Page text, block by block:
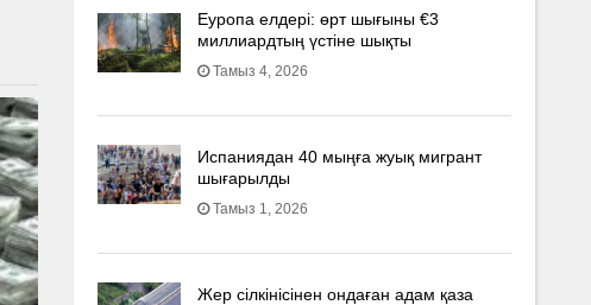
Еуропа елдері: өрт шығыны €3
миллиардтың үстіне шықты
Тамыз 4, 2026
Испаниядан 40 мыңға жуық мигрант
шығарылды
Тамыз 1, 2026
Жер сілкінісінен ондаған адам қаза